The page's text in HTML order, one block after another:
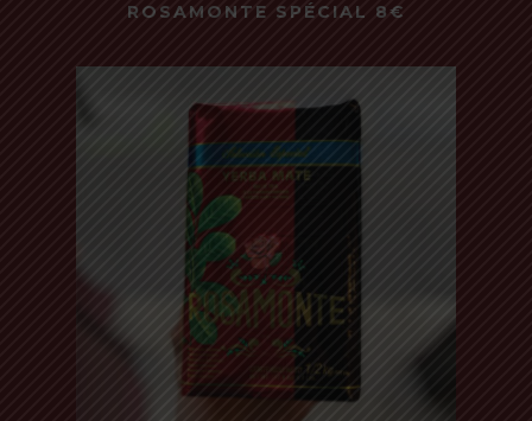
ROSAMONTE SPÉCIAL 8€